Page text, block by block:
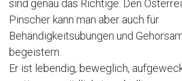
sind genau das Richtige. Den
Pinscher kann man aber auch für
Behändigkeitsübungen und
begeistern.
Er ist lebendig, beweglich,